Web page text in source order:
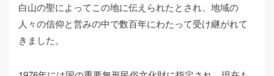
白山の聖によってこの地に伝えられたとされ、地域の
人々の信仰と営みの中で数百年にわたって受け継がれて
きました。